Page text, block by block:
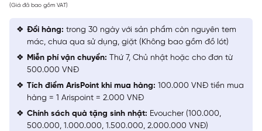
(Giá đã bao gồm VAT)
Đổi hàng: trong 30 ngày với sản phẩm còn nguyên tem
mác, chưa qua sử dụng, giặt (Không bao gồm đồ lót)
Miễn phí vận chuyển: Thứ 7, Chủ nhật hoặc cho đơn từ
500.000 VNĐ
Tích điểm ArisPoint khi mua hàng: 100.000 VNĐ tiền mua
hàng = 1 Arispoint = 2.000 VNĐ
Chính sách quà tặng sinh nhật: Evoucher (100.000,
500.000, 1.000.000, 1.500.000, 2.000.000 VNĐ)